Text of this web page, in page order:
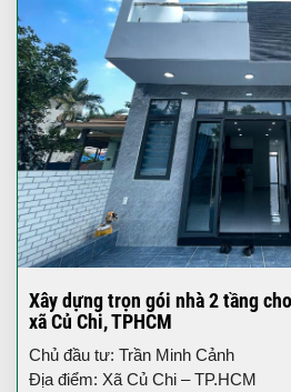
Xây dựng trọn gói nhà 2 tầng
xã Củ Chi, TPHCM
Chủ đầu tư: Trần Minh Cảnh
Địa điểm: Xã Củ Chi – TP.HCM